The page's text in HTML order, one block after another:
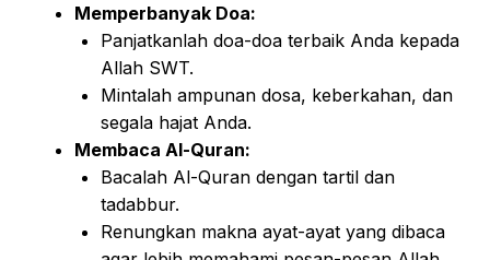
Memperbanyak Doa:
Panjatkanlah doa-doa terbaik Anda kepada
Allah SWT.
Mintalah ampunan dosa, keberkahan, dan
segala hajat Anda.
Membaca Al-Quran:
Bacalah Al-Quran dengan tartil dan
tadabbur.
Renungkan makna ayat-ayat yang dibaca